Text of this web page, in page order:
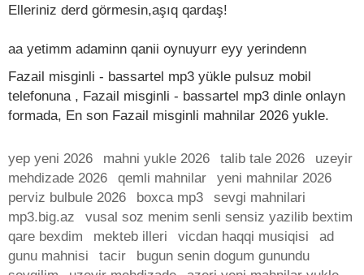
Elleriniz derd görmesin,aşıq qardaş!
aa yetimm adaminn qanii oynuyurr eyy yerindenn
Fazail misginli - bassartel mp3 yükle pulsuz mobil
telefonuna , Fazail misginli - bassartel mp3 dinle onlayn
formada, En son Fazail misginli mahnilar 2026 yukle.
yep yeni 2026 mahni yukle 2026 talib tale 2026
uzeyir
mehdizade 2026
qemli mahnilar
yeni mahnilar 2026
perviz bulbule 2026
boxca mp3
sevgi mahnilari
mp3.big.az
vusal soz menim senli sensiz yazilib bextim
qare bexdim
mekteb illeri vicdan haqqi musiqisi
ad
gunu mahnisi
tacir
bugun senin dogum gunundu